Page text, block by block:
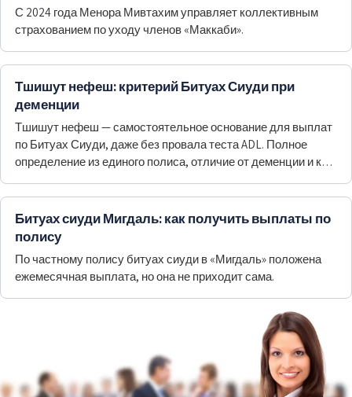
С 2024 года Менора Мивтахим управляет коллективным
страхованием по уходу членов «Маккаби».
Тшишут нефеш: критерий Битуах Сиуди при
деменции
Тшишут нефеш — самостоятельное основание для выплат
по Битуах Сиуди, даже без провала теста ADL. Полное
определение из единого полиса, отличие от деменции и как
Битуах сиуди Мигдаль: как получить выплаты по
полису
По частному полису битуах сиуди в «Мигдаль» положена
ежемесячная выплата, но она не приходит сама.